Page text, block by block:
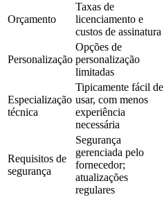
Orçamento
Taxas de
licenciamento e
custos de assinatura
Personalização
Opções de
personalização
limitadas
Especialização
técnica
Tipicamente fácil de
usar, com menos
experiência
necessária
Requisitos de
segurança
Segurança
gerenciada pelo
fornecedor;
atualizações
regulares